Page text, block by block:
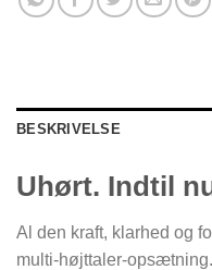
BESKRIVELSE
Uhørt. Indtil
Al den kraft, klarhed og
multi-højttaler-